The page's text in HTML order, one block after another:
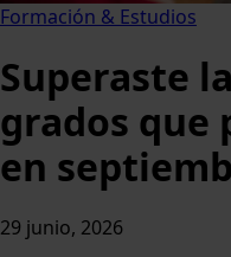
Formación & Estudios
Superaste
grados que
en
29 junio, 2026